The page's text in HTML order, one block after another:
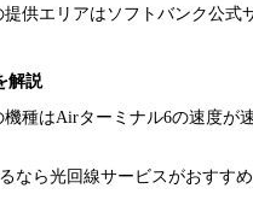
供エリアはソフトバンク公式
解説
種はAirターミナル6の速度が
なら光回線サービスがおすすめ